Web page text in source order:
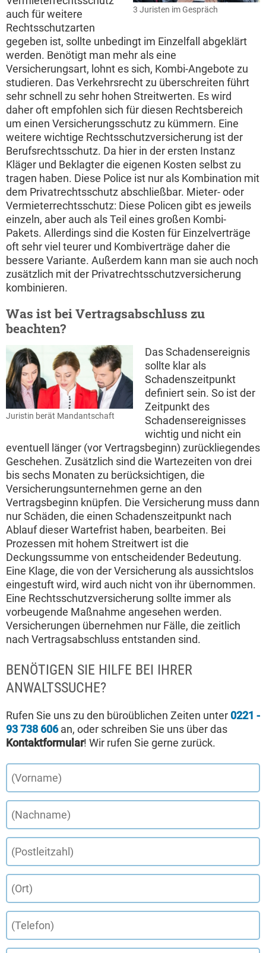
3 Juristen im Gespräch
auch für weitere
Rechtsschutzarten
gegeben ist, sollte unbedingt im Einzelfall abgeklärt
werden. Benötigt man mehr als eine
Versicherungsart, lohnt es sich, Kombi-Angebote zu
studieren. Das Verkehrsrecht zu überschreiten führt
sehr schnell zu sehr hohen Streitwerten. Es wird
daher oft empfohlen sich für diesen Rechtsbereich
um einen Versicherungsschutz zu kümmern. Eine
weitere wichtige Rechtsschutzversicherung ist der
Berufsrechtsschutz. Da hier in der ersten Instanz
Kläger und Beklagter die eigenen Kosten selbst zu
tragen haben. Diese Police ist nur als Kombination mit
dem Privatrechtsschutz abschließbar. Mieter- oder
Vermieterrechtsschutz: Diese Policen gibt es jeweils
einzeln, aber auch als Teil eines großen Kombi-
Pakets. Allerdings sind die Kosten für Einzelverträge
oft sehr viel teurer und Kombiverträge daher die
bessere Variante. Außerdem kann man sie auch noch
zusätzlich mit der Privatrechtsschutzversicherung
kombinieren.
Was ist bei Vertragsabschluss zu
beachten?
Juristin berät Mandantschaft
Das Schadensereignis
sollte klar als
Schadenszeitpunkt
definiert sein. So ist der
Zeitpunkt des
Schadensereignisses
wichtig und nicht ein
eventuell länger (vor Vertragsbeginn) zurückliegendes
Geschehen. Zusätzlich sind die Wartezeiten von drei
bis sechs Monaten zu berücksichtigen, die
Versicherungsunternehmen gerne an den
Vertragsbeginn knüpfen. Die Versicherung muss dann
nur Schäden, die einen Schadenszeitpunkt nach
Ablauf dieser Wartefrist haben, bearbeiten. Bei
Prozessen mit hohem Streitwert ist die
Deckungssumme von entscheidender Bedeutung.
Eine Klage, die von der Versicherung als aussichtslos
eingestuft wird, wird auch nicht von ihr übernommen.
Eine Rechtsschutzversicherung sollte immer als
vorbeugende Maßnahme angesehen werden.
Versicherungen übernehmen nur Fälle, die zeitlich
nach Vertragsabschluss entstanden sind.
BENÖTIGEN SIE HILFE BEI IHRER
ANWALTSSUCHE?
Rufen Sie uns zu den büroüblichen Zeiten unter 0221 -
93 738 606an, oder schreiben Sie uns über das
Kontaktformular! Wir rufen Sie gerne zurück.